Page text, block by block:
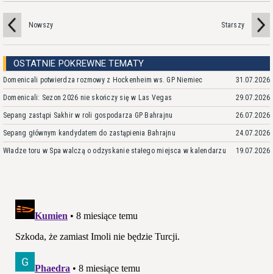
Nowszy Starszy
OSTATNIE POKREWNE TEMATY
Domenicali potwierdza rozmowy z Hockenheim ws. GP Niemiec 31.07.2026
Domenicali: Sezon 2026 nie skończy się w Las Vegas 29.07.2026
Sepang zastąpi Sakhir w roli gospodarza GP Bahrajnu 26.07.2026
Sepang głównym kandydatem do zastąpienia Bahrajnu 24.07.2026
Władze toru w Spa walczą o odzyskanie stałego miejsca w kalendarzu 19.07.2026